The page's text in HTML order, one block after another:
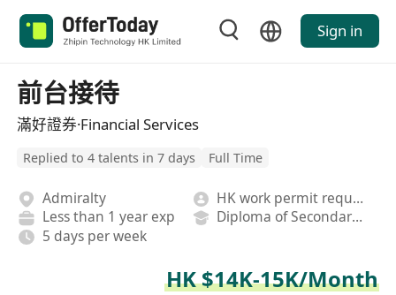
Sign in
前台接待
滿好證券·Financial Services
Replied to 4 talents in 7 days Full Time
Admiralty
HK work permit required
Less than 1 year exp
Diploma of Secondary School
5 days per week
HK $14K-15K/Month